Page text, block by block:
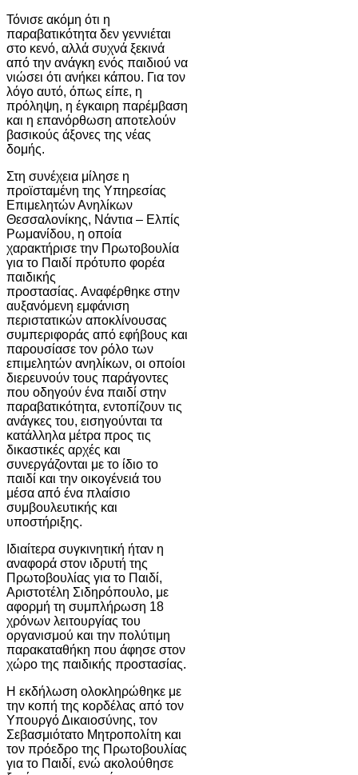
Τόνισε ακόμη ότι η
παραβατικότητα δεν γεννιέται
στο κενό, αλλά συχνά ξεκινά
από την ανάγκη ενός παιδιού να
νιώσει ότι ανήκει κάπου. Για τον
λόγο αυτό, όπως είπε, η
πρόληψη, η έγκαιρη παρέμβαση
και η επανόρθωση αποτελούν
βασικούς άξονες της νέας
δομής.
Στη συνέχεια μίλησε η
προϊσταμένη της Υπηρεσίας
Επιμελητών Ανηλίκων
Θεσσαλονίκης, Νάντια – Ελπίς
Ρωμανίδου, η οποία
χαρακτήρισε την Πρωτοβουλία
για το Παιδί πρότυπο φορέα
παιδικής
προστασίας. Αναφέρθηκε στην
αυξανόμενη εμφάνιση
περιστατικών αποκλίνουσας
συμπεριφοράς από εφήβους και
παρουσίασε τον ρόλο των
επιμελητών ανηλίκων, οι οποίοι
διερευνούν τους παράγοντες
που οδηγούν ένα παιδί στην
παραβατικότητα, εντοπίζουν τις
ανάγκες του, εισηγούνται τα
κατάλληλα μέτρα προς τις
δικαστικές αρχές και
συνεργάζονται με το ίδιο το
παιδί και την οικογένειά του
μέσα από ένα πλαίσιο
συμβουλευτικής και
υποστήριξης.
Ιδιαίτερα συγκινητική ήταν η
αναφορά στον ιδρυτή της
Πρωτοβουλίας για το Παιδί,
Αριστοτέλη Σιδηρόπουλο, με
αφορμή τη συμπλήρωση 18
χρόνων λειτουργίας του
οργανισμού και την πολύτιμη
παρακαταθήκη που άφησε στον
χώρο της παιδικής προστασίας.
Η εκδήλωση ολοκληρώθηκε με
την κοπή της κορδέλας από τον
Υπουργό Δικαιοσύνης, τον
Σεβασμιότατο Μητροπολίτη και
τον πρόεδρο της Πρωτοβουλίας
για το Παιδί, ενώ ακολούθησε